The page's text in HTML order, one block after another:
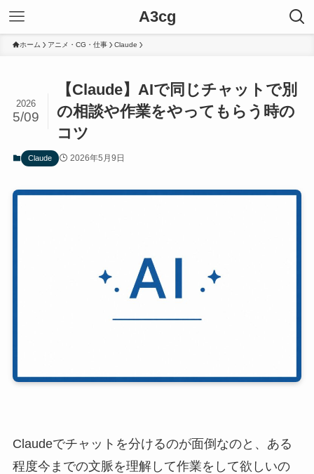
A3cg
ホーム アニメ・CG・仕事 Claude
【Claude】AIで同じチャットで別
の相談や作業をやってもらう時の
コツ
2026
5/09
Claude 2026年5月9日
Claudeでチャットを分けるのが面倒なのと、ある
程度今までの文脈を理解して作業をして欲しいの